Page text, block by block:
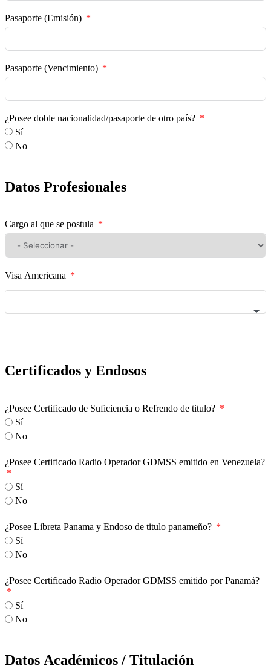
Pasaporte (Emisión)
Pasaporte (Vencimiento)
¿Posee doble nacionalidad/pasaporte de otro país?
Sí
No
Datos Profesionales
Cargo al que se postula
Visa Americana
Certificados y Endosos
¿Posee Certificado de Suficiencia o Refrendo de titulo?
Sí
No
¿Posee Certificado Radio Operador GDMSS emitido en Venezuela?
Sí
No
¿Posee Libreta Panama y Endoso de titulo panameño?
Sí
No
¿Posee Certificado Radio Operador GDMSS emitido por Panamá?
Sí
No
Datos Académicos / Titulación